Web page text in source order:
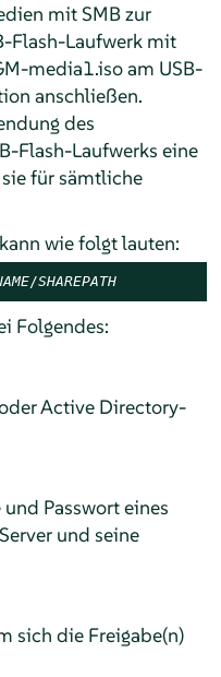
mit SMB zur
Flash-Laufwerk mit
media1.iso am USB-
anschließen.
des
Flash-Laufwerks eine
für sämtliche
wie folgt lauten:
/SHAREPATH
Folgendes:
Active Directory-
Passwort eines
und seine
sich die Freigabe(n)